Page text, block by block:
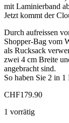
mit Laminierband
Jetzt kommt der
Durch aufreissen
Shopper-Bag vom
als Rucksack
zwei 4 cm Breite
angebracht sind.
So haben Sie 2 in
CHF179.90
1 vorrätig